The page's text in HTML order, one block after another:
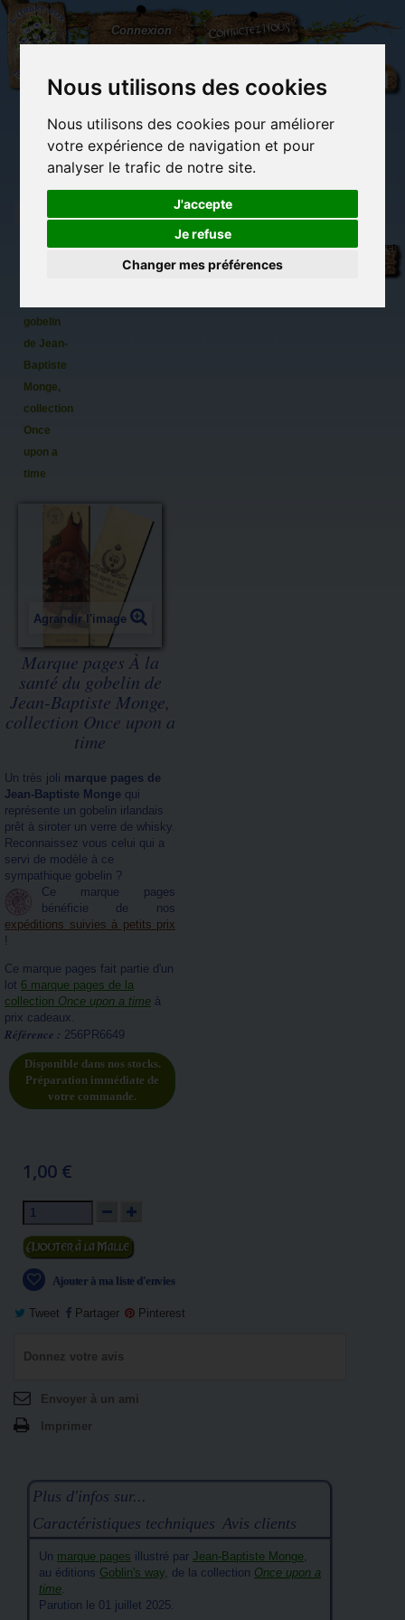
Nous utilisons des cookies
Nous utilisons des cookies pour améliorer
votre expérience de navigation et pour
analyser le trafic de notre site.
J'accepte
Je refuse
Changer mes préférences
L'Arbre
aux
100.000
Connexion Contactez-nous
(vide)
Librairie des
Carterie
originale
Activités
détente et jeux
Objets déco et
gobelin
de Jean-
Baptiste
Monge,
collection
Once
upon a
time
Agrandir l'image
Marque pages À la
santé du gobelin de
Jean-Baptiste Monge,
collection Once upon a
time
Un très joli marque pages de
Jean-Baptiste Monge qui
représente un gobelin irlandais
prêt à siroter un verre de whisky.
Reconnaissez vous celui qui a
servi de modèle à ce
sympathique gobelin ?
Ce marque pages
bénéficie de nos
expéditions suivies à petits prix
!
Ce marque pages fait partie d'un
lot 6 marque pages de la
collection Once upon a time à
prix cadeaux.
Référence : 256PR6649
Disponible dans nos stocks.
Préparation immédiate de
votre commande.
1,00 €
Ajouter au panier
Ajouter à ma liste d'envies
Tweet Partager Pinterest
Donnez votre avis
Envoyer à un ami
Imprimer
Plus d'infos sur...
Caractéristiques techniques Avis clients
Un marque pages illustré par Jean-Baptiste Monge,
au éditions Goblin's way, de la collection Once upon a
time.
Parution le 01 juillet 2025.